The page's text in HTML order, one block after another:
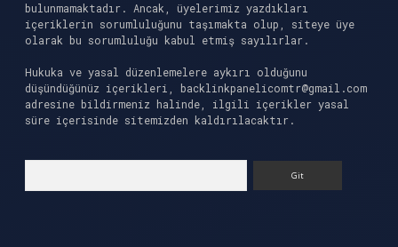
bulunmamaktadır. Ancak, üyelerimiz yazdıkları
içeriklerin sorumluluğunu taşımakta olup, siteye üye
olarak bu sorumluluğu kabul etmiş sayılırlar.
Hukuka ve yasal düzenlemelere aykırı olduğunu
düşündüğünüz içerikleri, backlinkpanelicomtr@gmail.com
adresine bildirmeniz halinde, ilgili içerikler yasal
süre içerisinde sitemizden kaldırılacaktır.